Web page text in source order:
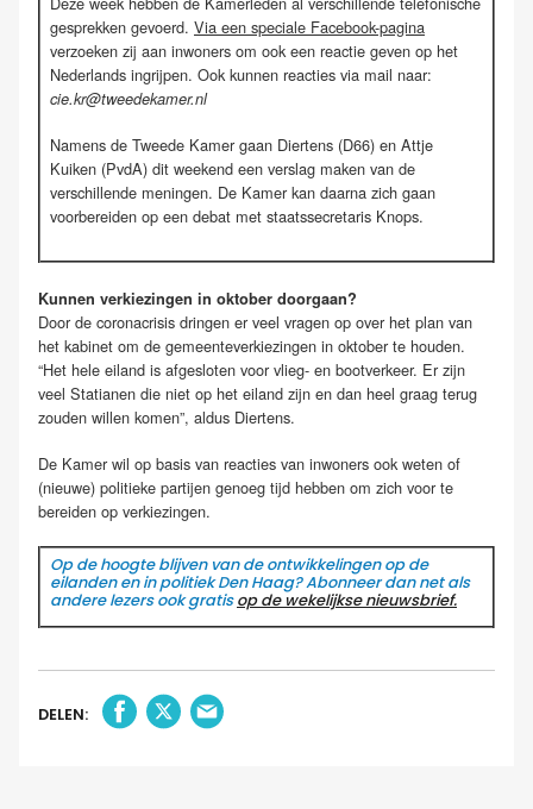
gesprekken gevoerd. Via een speciale Facebook-pagina
verzoeken zij aan inwoners om ook een reactie geven op het
Nederlands ingrijpen. Ook kunnen reacties via mail naar:
cie.kr@tweedekamer.nl
Namens de Tweede Kamer gaan Diertens (D66) en Attje
Kuiken (PvdA) dit weekend een verslag maken van de
verschillende meningen. De Kamer kan daarna zich gaan
voorbereiden op een debat met staatssecretaris Knops.
Kunnen verkiezingen in oktober doorgaan?
Door de coronacrisis dringen er veel vragen op over het plan van
het kabinet om de gemeenteverkiezingen in oktober te houden.
“Het hele eiland is afgesloten voor vlieg- en bootverkeer. Er zijn
veel Statianen die niet op het eiland zijn en dan heel graag terug
zouden willen komen”, aldus Diertens.
De Kamer wil op basis van reacties van inwoners ook weten of
(nieuwe) politieke partijen genoeg tijd hebben om zich voor te
bereiden op verkiezingen.
Op de hoogte blijven van de ontwikkelingen op de
eilanden en in politiek Den Haag? Abonneer dan net als
andere lezers ook gratisop de wekelijkse nieuwsbrief.
DELEN: